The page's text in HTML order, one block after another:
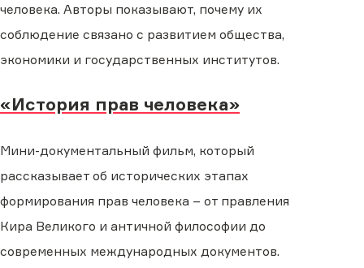
человека. Авторы показывают, почему их
соблюдение связано с развитием общества,
экономики и государственных институтов.
«История прав человека»
Мини-документальный фильм, который
рассказывает об исторических этапах
формирования прав человека – от правления
Кира Великого и античной философии до
современных международных документов.